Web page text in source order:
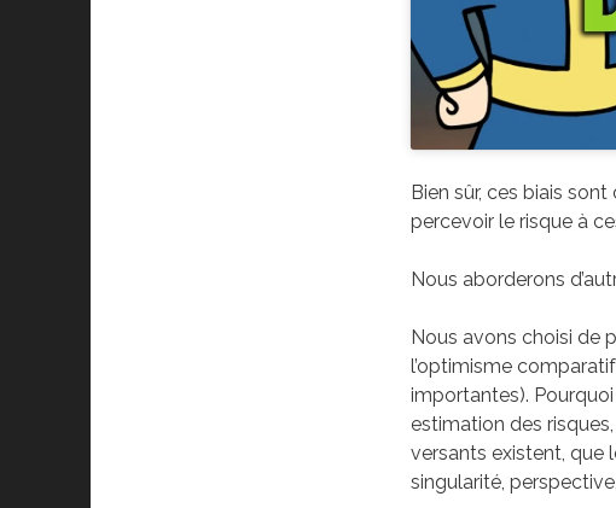
Bien sûr, ces biais
percevoir le risque à
Nous aborderons
Nous avons choisi de
l’optimisme
importantes).
estimation des
versants existent, que
singularité,